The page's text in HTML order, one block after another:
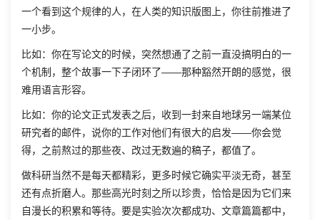
一个看到这个规律的人，在人类的知识版图上，你往前推进了
一小步。
比如：你在写论文的时候，突然想通了之前一直没搞明白的一
个机制，整个故事一下子闭环了——那种豁然开朗的感觉，很
难用语言形容。
比如：你的论文正式发表之后，收到一封来自地球另一端某位
研究者的邮件，说你的工作对他们有很大的启发——你会觉
得，之前熬过的那些夜、改过无数遍的稿子，都值了。
做科研当然不是每天都精彩，更多时候它确实平淡无奇，甚至
还有点折磨人。那些高光时刻之所以珍贵，恰恰是因为它们来
自漫长的积累和等待。要是实验次次都成功、文章篇篇都中，